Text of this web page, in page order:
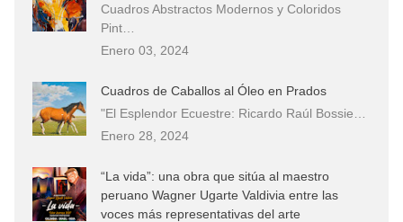
Cuadros Abstractos Modernos y Coloridos
Pint…
Enero 03, 2024
Cuadros de Caballos al Óleo en Prados
"El Esplendor Ecuestre: Ricardo Raúl Bossie…
Enero 28, 2024
“La vida”: una obra que sitúa al maestro
peruano Wagner Ugarte Valdivia entre las
voces más representativas del arte